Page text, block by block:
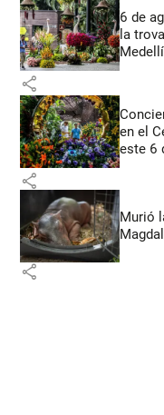
6 de
la
share
en el
este 6
share
Murió
share